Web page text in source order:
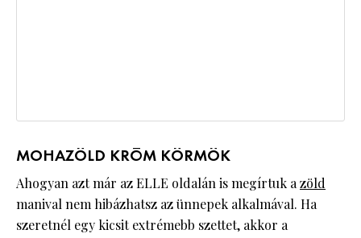
MOHAZÖLD KRÓM KÖRMÖK
Ahogyan azt már az ELLE oldalán is megírtuk azöld
manival nem hibázhatsz az ünnepek alkalmával. Ha
szeretnél egy kicsit extrémebb szettet, akkor a